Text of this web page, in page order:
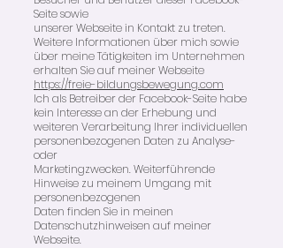
Seite sowie
unserer Webseite in Kontakt zu treten.
Weitere Informationen über mich sowie
über meine Tätigkeiten im Unternehmen
erhalten Sie auf meiner Webseite
https://freie-bildungsbewegung.com
Ich als Betreiber der Facebook-Seite habe
kein Interesse an der Erhebung und
weiteren Verarbeitung Ihrer individuellen
personenbezogenen Daten zu Analyse-
oder
Marketingzwecken. Weiterführende
Hinweise zu meinem Umgang mit
personenbezogenen
Daten finden Sie in meinen
Datenschutzhinweisen auf meiner
Webseite.